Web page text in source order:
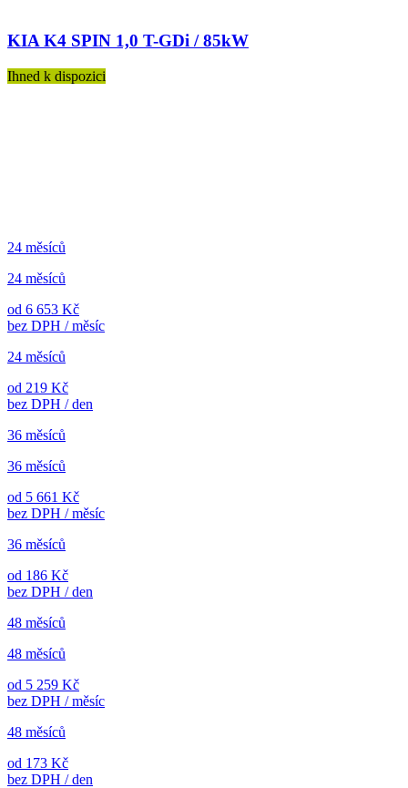
KIA K4 SPIN 1,0 T-GDi / 85kW
Ihned k dispozici
24 měsíců
24 měsíců
od 6 653 Kč
bez DPH / měsíc
24 měsíců
od 219 Kč
bez DPH / den
36 měsíců
36 měsíců
od 5 661 Kč
bez DPH / měsíc
36 měsíců
od 186 Kč
bez DPH / den
48 měsíců
48 měsíců
od 5 259 Kč
bez DPH / měsíc
48 měsíců
od 173 Kč
bez DPH / den